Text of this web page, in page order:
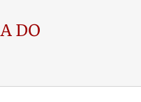
DO